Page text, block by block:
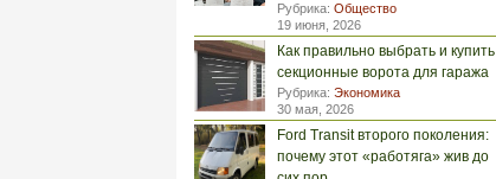
Рубрика: Общество
19 июня, 2026
Как правильно выбрать и купить
секционные ворота для гаража
Рубрика: Экономика
30 мая, 2026
Ford Transit второго поколения:
почему этот «работяга» жив до